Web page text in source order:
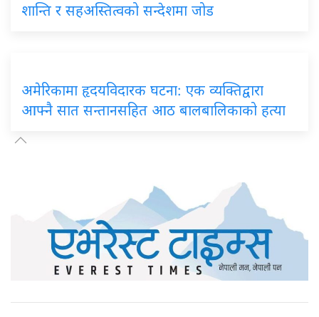
शान्ति र सहअस्तित्वको सन्देशमा जोड
अमेरिकामा हृदयविदारक घटना: एक व्यक्तिद्वारा
आफ्नै सात सन्तानसहित आठ बालबालिकाको हत्या